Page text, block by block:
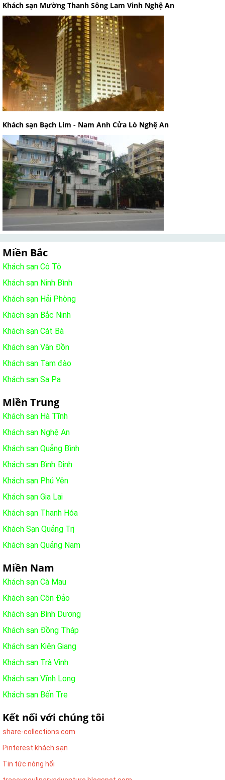
Khách sạn Mường Thanh Sông Lam Vinh Nghệ An
Khách sạn Bạch Lim - Nam Anh Cửa Lò Nghệ An
Miền Bắc
Khách sạn Cô Tô
Khách sạn Ninh Bình
Khách sạn Hải Phòng
Khách sạn Bắc Ninh
Khách sạn Cát Bà
Khách sạn Vân Đồn
Khách sạn Tam đào
Khách sạn Sa Pa
Miền Trung
Khách sạn Hà Tĩnh
Khách sạn Nghệ An
Khách sạn Quảng Bình
Khách sạn Bình Định
Khách sạn Phú Yên
Khách sạn Gia Lai
Khách sạn Thanh Hóa
Khách Sạn Quảng Trị
Khách sạn Quảng Nam
Miền Nam
Khách sạn Cà Mau
Khách sạn Côn Đảo
Khách sạn Bình Dương
Khách sạn Đồng Tháp
Khách sạn Kiên Giang
Khách sạn Trà Vinh
Khách sạn Vĩnh Long
Khách sạn Bến Tre
Kết nối với chúng tôi
share-collections.com
Pinterest khách sạn
Tin tức nóng hổi